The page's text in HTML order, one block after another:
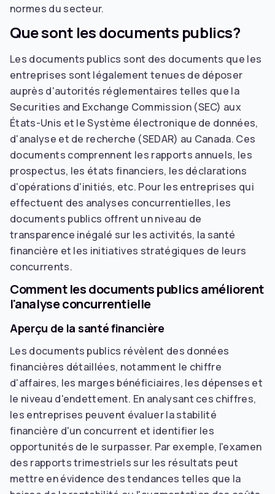
normes du secteur.
Que sont les documents publics?
Les documents publics sont des documents que les
entreprises sont légalement tenues de déposer
auprès d'autorités réglementaires telles que la
Securities and Exchange Commission (SEC) aux
États-Unis et le Système électronique de données,
d'analyse et de recherche (SEDAR) au Canada. Ces
documents comprennent les rapports annuels, les
prospectus, les états financiers, les déclarations
d'opérations d'initiés, etc. Pour les entreprises qui
effectuent des analyses concurrentielles, les
documents publics offrent un niveau de
transparence inégalé sur les activités, la santé
financière et les initiatives stratégiques de leurs
concurrents.
Comment les documents publics améliorent
l'analyse concurrentielle
Aperçu de la santé financière
Les documents publics révèlent des données
financières détaillées, notamment le chiffre
d'affaires, les marges bénéficiaires, les dépenses et
le niveau d'endettement. En analysant ces chiffres,
les entreprises peuvent évaluer la stabilité
financière d'un concurrent et identifier les
opportunités de le surpasser. Par exemple, l'examen
des rapports trimestriels sur les résultats peut
mettre en évidence des tendances telles que la